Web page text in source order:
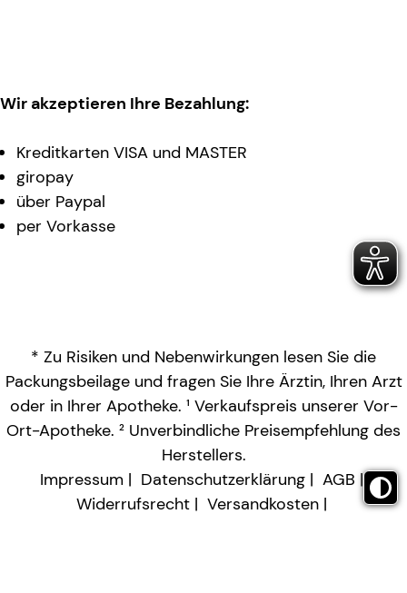
Wir akzeptieren Ihre Bezahlung:
Kreditkarten VISA und MASTER
giropay
über Paypal
per Vorkasse
* Zu Risiken und Nebenwirkungen lesen Sie die
Packungsbeilage und fragen Sie Ihre Ärztin, Ihren Arzt
oder in Ihrer Apotheke. ¹ Verkaufspreis unserer Vor-
Ort-Apotheke. ² Unverbindliche Preisempfehlung des
Herstellers.
Impressum
Datenschutzerklärung
AGB
Widerrufsrecht
Versandkosten